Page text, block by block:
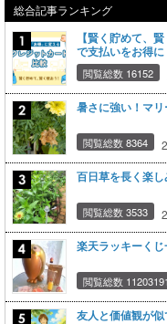
総合記事ランキング
【賢く貯めて、
で支払いをお得に
閲覧総数 16152
暑さに強い！マ
閲覧総数 8364
百日草を長く楽
閲覧総数 3533
楽天ラッキーくじ
閲覧総数 11203191
友人と価値観が似